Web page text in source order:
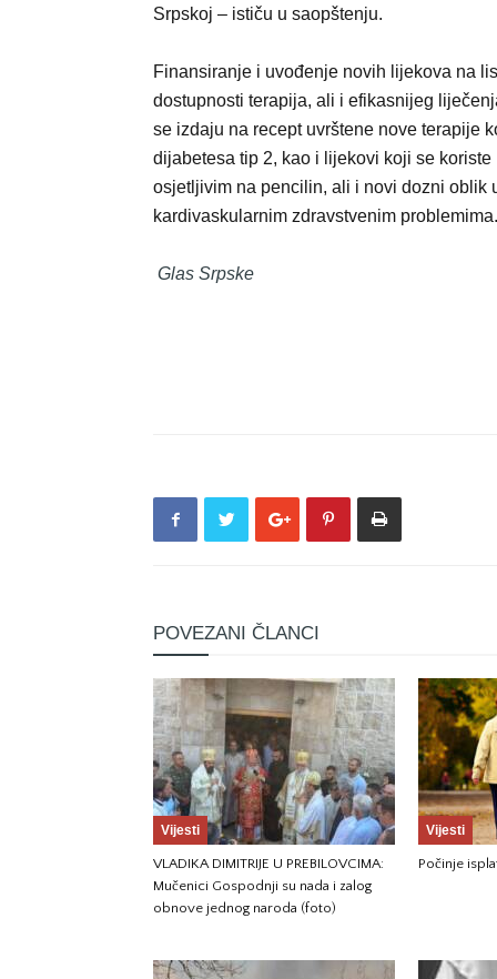
Srpskoj – ističu u saopštenju.
Finansiranje i uvođenje novih lijekova na
dostupnosti terapija, ali i efikasnijeg
se izdaju na recept uvrštene nove terapije
dijabetesa tip 2, kao i lijekovi koji se
osjetljivim na pencilin, ali i novi dozni
kardivaskularnim zdravstvenim problemima.
Glas Srpske
POVEZANI ČLANCI
Vijesti
VLADIKA DIMITRIJE U PREBILOVCIMA:
Mučenici Gospodnji su nada i zalog
obnove jednog naroda (foto)
Vijesti
Počinje